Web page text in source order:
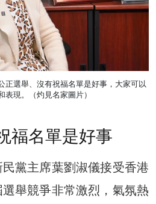
正選舉、沒有祝福名單是好事，大家可以
表現。（灼見名家圖片）
福名單是好事
黨主席葉劉淑儀接受香港
舉競爭非常激烈，氣氛熱